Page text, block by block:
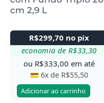
cm 2,9 L
R$299,70 no pix
economia deR$33,30
ou R$333,00 em até
💳 6x de R$55,50
Adicionar ao carrinho